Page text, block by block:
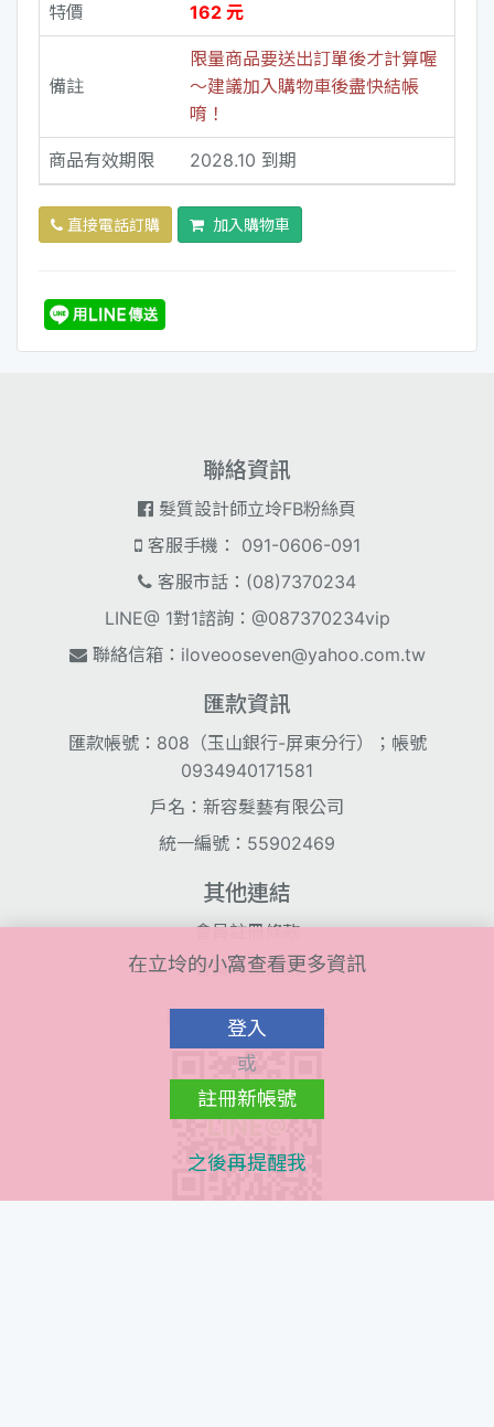
特價 162 元
備註
限量商品要送出訂單後才計算喔
～建議加入購物車後盡快結帳
唷！
商品有效期限 2028.10 到期
直接電話訂購 加入購物車
聯絡資訊
髮質設計師立坽FB粉絲頁
客服手機： 091-0606-091
客服市話：(08)7370234
LINE@ 1對1諮詢：@087370234vip
聯絡信箱： iloveooseven@yahoo.com.tw
匯款資訊
匯款帳號：808（玉山銀行-屏東分行）；帳號
0934940171581
戶名：新容髮藝有限公司
統一編號：55902469
其他連結
會員註冊條款
會員隱私條款
Line@ QR Code
在立坽的小窩查看更多資訊
登入
或
註冊新帳號
之後再提醒我